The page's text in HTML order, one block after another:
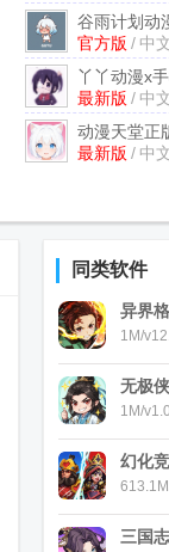
谷雨计划动
官方版 / 中
丫丫动漫x
最新版 / 中
动漫天堂正
最新版 / 中
同类软件
异界
1M/
无极
1M/
幻化
三国